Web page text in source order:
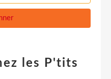
les P'tits